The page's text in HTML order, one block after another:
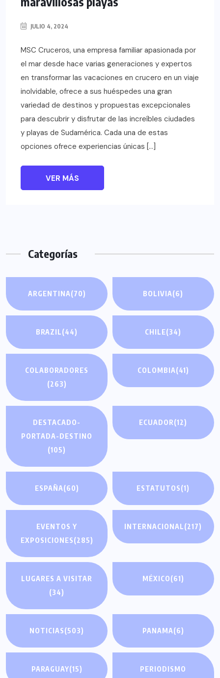
JULIO 4, 2024
MSC Cruceros, una empresa familiar apasionada por
el mar desde hace varias generaciones y expertos
en transformar las vacaciones en crucero en un viaje
inolvidable, ofrece a sus huéspedes una gran
variedad de destinos y propuestas excepcionales
para descubrir y disfrutar de las increíbles ciudades
y playas de Sudamérica. Cada una de estas
opciones ofrece experiencias únicas […]
VER MÁS
Categorías
ARGENTINA(70) BOLIVIA(6)
BRAZIL(44) CHILE(34)
COLABORADORES
(263)
COLOMBIA(41)
DESTACADO-
PORTADA-DESTINO
(105)
ECUADOR(12)
ESPAÑA(60) ESTATUTOS(1)
EVENTOS Y
EXPOSICIONES(285)
INTERNACIONAL(217)
LUGARES A VISITAR
(34)
MÉXICO(61)
NOTICIAS(503) PANAMA(6)
PARAGUAY(15)
PERIODISMO